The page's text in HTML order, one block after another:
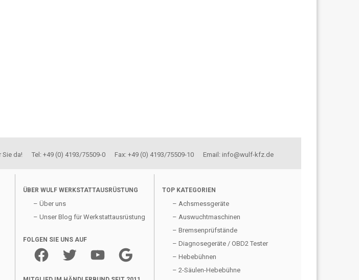
Sie da! Tel: +49 (0) 4193/75509-0 Fax: +49 (0) 4193/75509-10 Email: info@wulf-kfz.de
ÜBER WULF WERKSTATTAUSRÜSTUNG
– Über uns
– Unser Blog für Werkstattausrüstung
FOLGEN SIE UNS AUF
Facebook Twitter YouTube Google
TOP KATEGORIEN
– Achsmessgeräte
– Auswuchtmaschinen
– Bremsenprüfstände
– Diagnosegeräte / OBD2 Tester
– Hebebühnen
– 2-Säulen-Hebebühne